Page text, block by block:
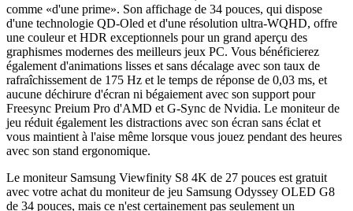
comme «d'une prime». Son affichage de 34 pouces, qui dispose
d'une technologie QD-Oled et d'une résolution ultra-WQHD, offre
une couleur et HDR exceptionnels pour un grand aperçu des
graphismes modernes des meilleurs jeux PC. Vous bénéficierez
également d'animations lisses et sans décalage avec son taux de
rafraîchissement de 175 Hz et le temps de réponse de 0,03 ms, et
aucune déchirure d'écran ni bégaiement avec son support pour
Freesync Preium Pro d'AMD et G-Sync de Nvidia. Le moniteur de
jeu réduit également les distractions avec son écran sans éclat et
vous maintient à l'aise même lorsque vous jouez pendant des heures
avec son stand ergonomique.
Le moniteur Samsung Viewfinity S8 4K de 27 pouces est gratuit
avec votre achat du moniteur de jeu Samsung Odyssey OLED G8
de 34 pouces, mais ce n'est certainement pas seulement un